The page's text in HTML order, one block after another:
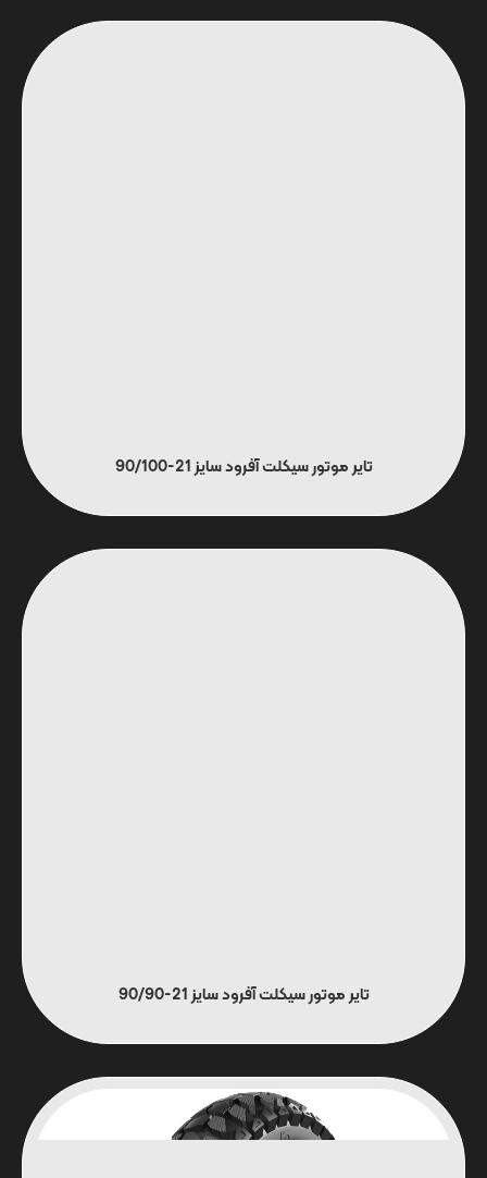
تایر موتور سیکلت آفرود سایز 21-90/100
تایر موتور سیکلت آفرود سایز 21-90/90